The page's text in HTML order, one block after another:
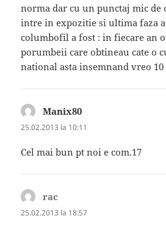
norma dar cu un punctaj mic de
intre in expozitie si ultima faza
columbofil a fost : in fiecare an
porumbeii care obtineau cate o
national asta insemnand vreo 10
Manix80
25.02.2013 la 10:11
Cel mai bun pt noi e com.17
rac
25.02.2013 la 18:57